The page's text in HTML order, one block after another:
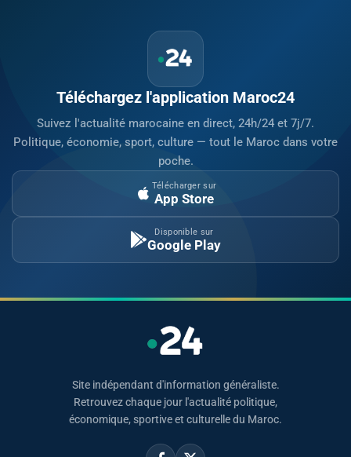
Téléchargez l'application Maroc24
Suivez l'actualité marocaine en direct, 24h/24 et 7j/7.
Politique, économie, sport, culture — tout le Maroc dans votre
poche.
Télécharger sur
App Store
Disponible sur
Google Play
Site indépendant d'information généraliste.
Retrouvez chaque jour l'actualité politique,
économique, sportive et culturelle du Maroc.